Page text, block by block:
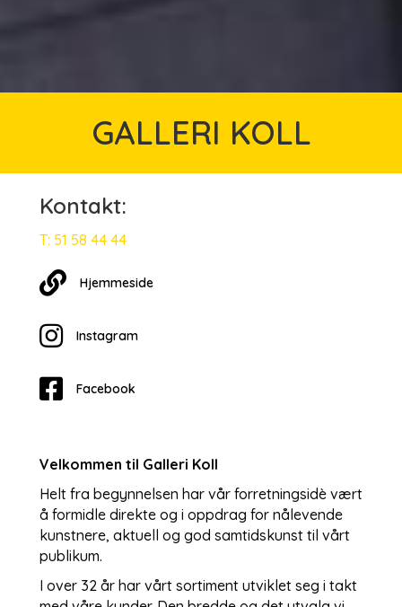
GALLERI KOLL
Kontakt:
T: 51 58 44 44
Hjemmesiden
Hjemmeside
InstagramInstagram
Facebook
Velkommen til Galleri Koll
Helt fra begynnelsen har vår forretningsidè vært
å formidle direkte og i oppdrag for nålevende
kunstnere, aktuell og god samtidskunst til vårt
publikum.
I over 32 år har vårt sortiment utviklet seg i takt